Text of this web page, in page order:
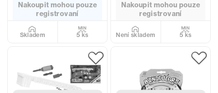
Nakoupit mohou pouze
registrovaní
Skladem 5 ks
Nakoupit mohou pouze
registrovaní
Není skladem 5 ks